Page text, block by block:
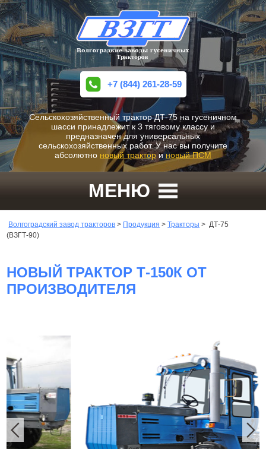
+7 (844) 261-28-59
Сельскохозяйственный трактор ДТ-75 на гусеничном
шасси принадлежит к 3 тяговому классу и
предназначен для универсальных
сельскохозяйственных работ. У нас вы получите
абсолютно новый трактор и новый ПСМ
МЕНЮ
Волгоградский завод тракторов > Продукция > Тракторы > ДТ-75
(ВЗГТ-90)
НОВЫЙ ТРАКТОР Т-150К ОТ
ПРОИЗВОДИТЕЛЯ